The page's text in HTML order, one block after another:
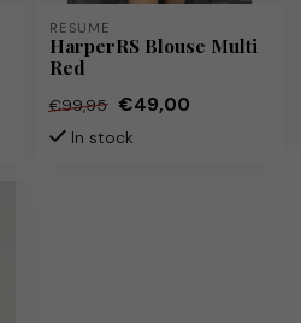
RÉSUMÉ
HarperRS Blouse Multi
Red
€99,95 €49,00
In stock